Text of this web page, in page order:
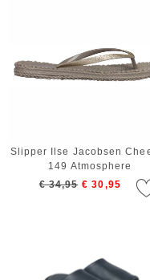
Slipper Ilse Jacobsen
149 Atmosphere
€ 34,95 € 30,95